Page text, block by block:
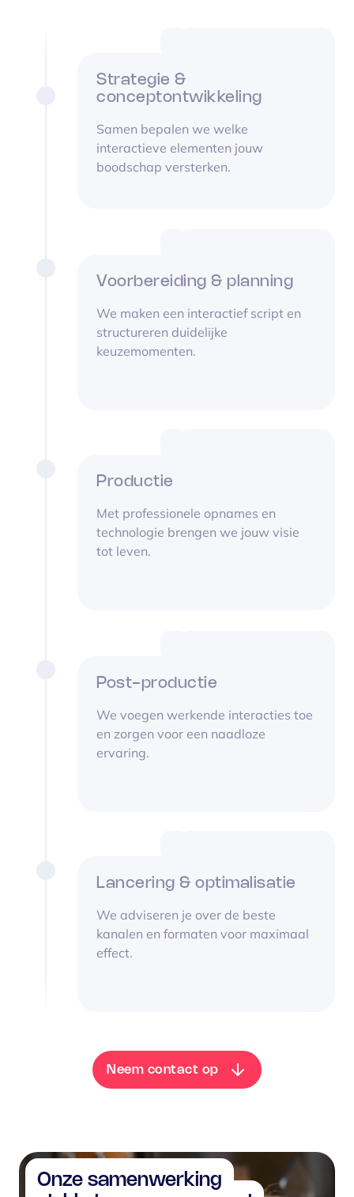
Strategie &
conceptontwikkeling
Samen bepalen we welke
interactieve elementen jouw
boodschap versterken.
Voorbereiding & planning
We maken een interactief script en
structureren duidelijke
keuzemomenten.
Productie
Met professionele opnames en
technologie brengen we jouw visie
tot leven.
Post-productie
We voegen werkende interacties toe
en zorgen voor een naadloze
ervaring.
Lancering & optimalisatie
We adviseren je over de beste
kanalen en formaten voor maximaal
effect.
Neem contact op
Onze samenwerking